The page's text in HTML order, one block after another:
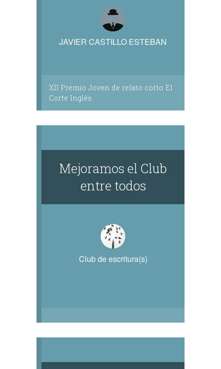
JAVIER CASTILLO ESTEBAN
XII Premio Joven de relato corto El
Corte Inglés
Mejoramos el Club
entre todos
Club de escritura(s)